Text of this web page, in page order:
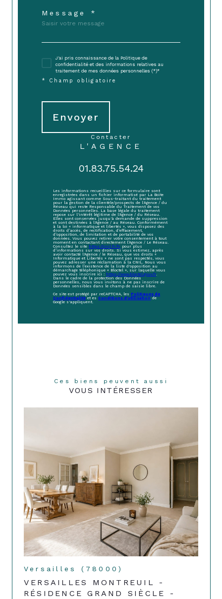
Message *
J'ai pris connaissance de la Politique de
confidentialité et des informations relatives au
traitement de mes données personnelles (*)*
* Champ obligatoire
Envoyer
contacter
L'AGENCE
01.83.75.54.24
Les informations recueillies sur ce formulaire sont
enregistrées dans un fichier informatisé par La Boite
Immo agissant comme Sous-traitant du traitement
pour la gestion de la clientèle/prospects de l'Agence / du
Réseau qui reste Responsable du Traitement de vos
Données personnelles. La base légale du traitement
repose sur l'intérêt légitime de l'Agence / du Réseau.
Elles sont conservées jusqu'à demande de suppression
et sont destinées à l'Agence / au Réseau. Conformément
à la loi « informatique et libertés », vous disposez des
droits d’accès, de rectification, d’effacement,
d’opposition, de limitation et de portabilité de vos
données. Vous pouvez retirer votre consentement à tout
moment en contactant directement l’Agence / Le Réseau.
Consultez le site https://cnil.fr/fr pour plus
d’informations sur vos droits. Si vous estimez, après
avoir contacté l'Agence / le Réseau, que vos droits «
Informatique et Libertés » ne sont pas respectés, vous
pouvez adresser une réclamation à la CNIL. Nous vous
informons de l’existence de la liste d'opposition au
démarchage téléphonique « Bloctel », sur laquelle vous
pouvez vous inscrire ici : https://www.bloctel.gouv.fr.
Dans le cadre de la protection des Données
personnelles, nous vous invitons à ne pas inscrire de
Données sensibles dans le champ de saisie libre.
Ce site est protégé par reCAPTCHA, lesPolitiques de
Confidentialitéet esConditions d'utilisationde
Google s'appliquent.
Ces biens peuvent aussi
VOUS INTÉRESSER
Versailles (78000)
VERSAILLES MONTREUIL -
RÉSIDENCE GRAND SIÈCLE -